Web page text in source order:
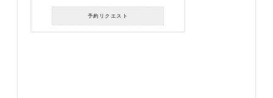
予約リクエスト